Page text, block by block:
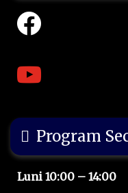
Program
Luni 10:00 – 14:00